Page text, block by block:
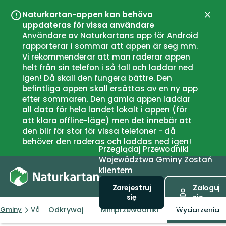
Naturkartan-appen kan behöva
uppdateras för vissa användare
Användare av Naturkartans app för Android
rapporterar i sommar att appen är seg mm.
Vi rekommenderar att man raderar appen
helt från sin telefon i så fall och laddar ned
igen! Då skall den fungera bättre. Den
befintliga appen skall ersättas av en ny app
efter sommaren. Den gamla appen laddar
all data för hela landet lokalt i appen (för
att klara offline-läge) men det innebär att
den blir för stor för vissa telefoner - då
behöver den raderas och laddas ned igen!
Przeglądaj Przewodniki
Województwa Gminy Zostań
klientem
Zarejestruj
się
Zaloguj
się
Gminy VårgårdaOdkrywaj Miniprzewodniki Wydarzenia